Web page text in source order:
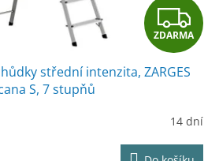
Z
D
A
R
M
ZDARMA
střední intenzita, ZARGES
S, 7 stupňů
14 dní